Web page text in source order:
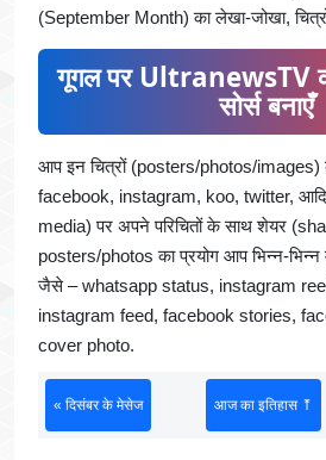
(September Month) का लेखा-जोखा,
गूगल पर UltranewsTV
सोर्स बनाएँ
आप इन चित्रों (posters/photos/images)
facebook, instagram, koo, twitter, आदि
media) पर अपने परिचितों के साथ शेयर
posters/photos का प्रयोग आप भिन्न-
जैसे – whatsapp status, instagram
instagram feed, facebook stories,
cover photo.
« दिसंबर के मेसेज आज का इतिहास ⤒